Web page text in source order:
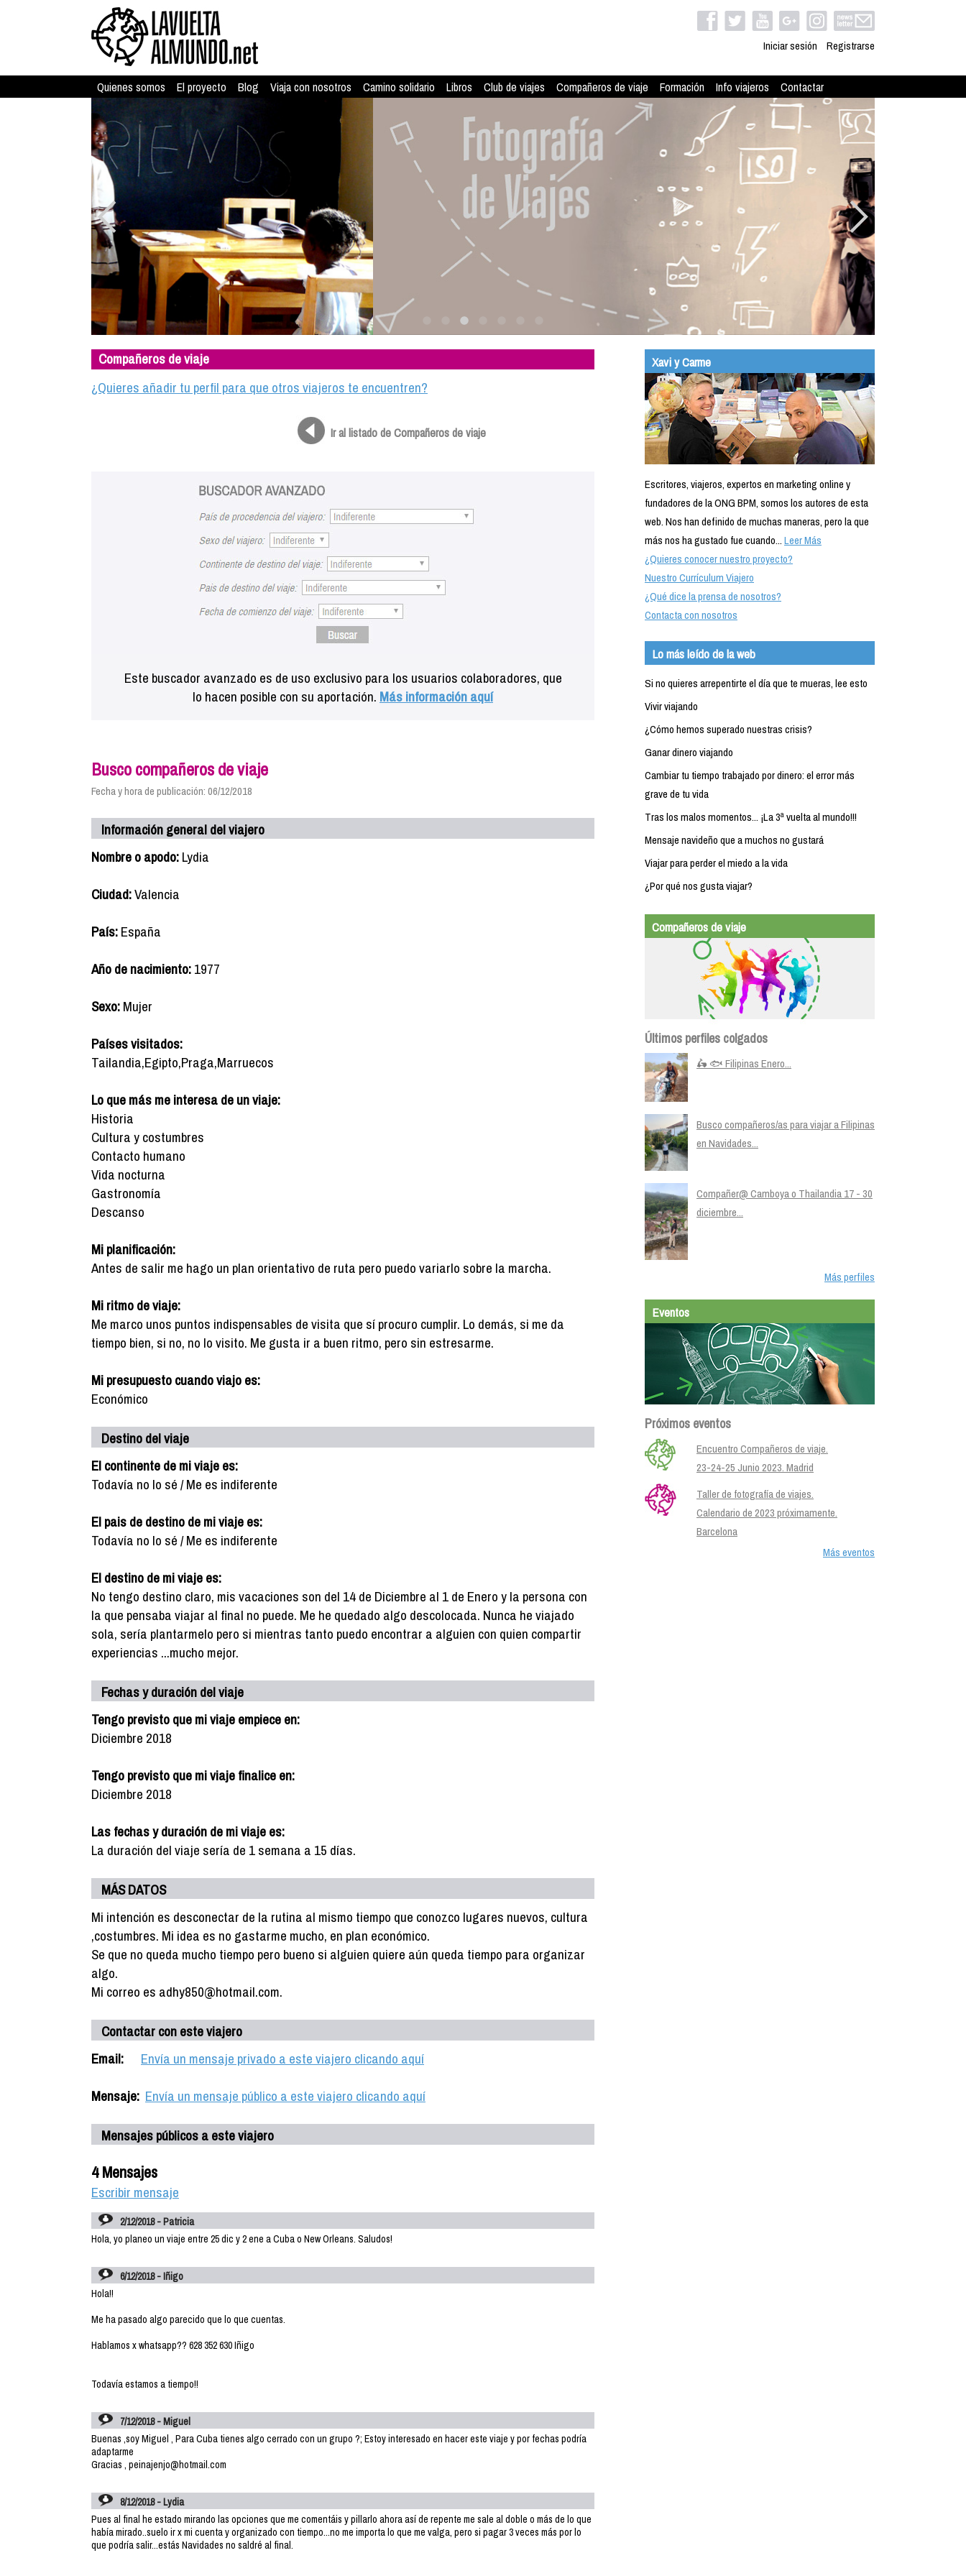
Iniciar sesión Registrarse
Quienes somos El proyecto Blog Viaja con nosotros Camino solidario Libros Club de viajes Compañeros de viaje Formación Info viajeros Contactar
Compañeros de viaje
¿Quieres añadir tu perfil para que otros viajeros te encuentren?
Ir al listado de Compañeros de viaje
Este buscador avanzado es de uso exclusivo para los usuarios colaboradores, que
lo hacen posible con su aportación. Más información aquí
Busco compañeros de viaje
Fecha y hora de publicación: 06/12/2018
Información general del viajero
Nombre o apodo:Lydia
Ciudad:Valencia
País:España
Año de nacimiento:1977
Sexo:Mujer
Países visitados:
Tailandia,Egipto,Praga,Marruecos
Lo que más me interesa de un viaje:
Historia
Cultura y costumbres
Contacto humano
Vida nocturna
Gastronomía
Descanso
Mi planificación:
Antes de salir me hago un plan orientativo de ruta pero puedo variarlo sobre la marcha.
Mi ritmo de viaje:
Me marco unos puntos indispensables de visita que sí procuro cumplir. Lo demás, si me da
tiempo bien, si no, no lo visito. Me gusta ir a buen ritmo, pero sin estresarme.
Mi presupuesto cuando viajo es:
Económico
Destino del viaje
El continente de mi viaje es:
Todavía no lo sé / Me es indiferente
El pais de destino de mi viaje es:
Todavía no lo sé / Me es indiferente
El destino de mi viaje es:
No tengo destino claro, mis vacaciones son del 14 de Diciembre al 1 de Enero y la persona con
la que pensaba viajar al final no puede. Me he quedado algo descolocada. Nunca he viajado
sola, sería plantarmelo pero si mientras tanto puedo encontrar a alguien con quien compartir
experiencias ...mucho mejor.
Fechas y duración del viaje
Tengo previsto que mi viaje empiece en:
Diciembre 2018
Tengo previsto que mi viaje finalice en:
Diciembre 2018
Las fechas y duración de mi viaje es:
La duración del viaje sería de 1 semana a 15 días.
MÁS DATOS
Mi intención es desconectar de la rutina al mismo tiempo que conozco lugares nuevos, cultura
,costumbres. Mi idea es no gastarme mucho, en plan económico.
Se que no queda mucho tiempo pero bueno si alguien quiere aún queda tiempo para organizar
algo.
Mi correo es adhy850@hotmail.com.
Contactar con este viajero
Email:
Envía un mensaje privado a este viajero clicando aquí
Mensaje: Envía un mensaje público a este viajero clicando aquí
Mensajes públicos a este viajero
4 Mensajes
Escribir mensaje
2/12/2018 - Patricia
Hola, yo planeo un viaje entre 25 dic y 2 ene a Cuba o New Orleans. Saludos!
6/12/2018 - Iñigo
Hola!!
Me ha pasado algo parecido que lo que cuentas.
Hablamos x whatsapp?? 628 352 630 Iñigo
Todavía estamos a tiempo!!
7/12/2018 - Miguel
Buenas ,soy Miguel , Para Cuba tienes algo cerrado con un grupo ?; Estoy interesado en hacer este viaje y por fechas podría
adaptarme
Gracias , peinajenjo@hotmail.com
8/12/2018 - Lydia
Pues al final he estado mirando las opciones que me comentáis y pillarlo ahora así de repente me sale al doble o más de lo que
había mirado..suelo ir x mi cuenta y organizado con tiempo...no me importa lo que me valga, pero si pagar 3 veces más por lo
que podría salir...estás Navidades no saldré al final.
Xavi y Carme
Escritores, viajeros, expertos en marketing online y
fundadores de la ONG BPM, somos los autores de esta
web. Nos han definido de muchas maneras, pero la que
más nos ha gustado fue cuando...Leer Más
¿Quieres conocer nuestro proyecto?
Nuestro Currículum Viajero
¿Qué dice la prensa de nosotros?
Contacta con nosotros
Lo más leído de la web
Si no quieres arrepentirte el día que te mueras, lee esto
Vivir viajando
¿Cómo hemos superado nuestras crisis?
Ganar dinero viajando
Cambiar tu tiempo trabajado por dinero: el error más
grave de tu vida
Tras los malos momentos... ¡La 3ª vuelta al mundo!!!
Mensaje navideño que a muchos no gustará
Viajar para perder el miedo a la vida
¿Por qué nos gusta viajar?
Compañeros de viaje
Últimos perfiles colgados
🛵 🐟 Filipinas Enero...
Busco compañeros/as para viajar a Filipinas
en Navidades...
Compañer@ Camboya o Thailandia 17 - 30
diciembre...
Más perfiles
Eventos
Próximos eventos
Encuentro Compañeros de viaje.
23-24-25 Junio 2023. Madrid
Taller de fotografía de viajes.
Calendario de 2023 próximamente.
Barcelona
Más eventos